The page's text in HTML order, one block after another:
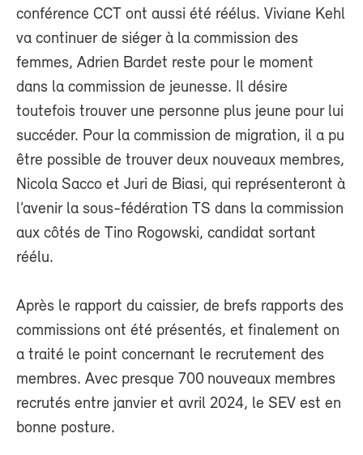
conférence CCT ont aussi été réélus. Viviane Kehl
va continuer de siéger à la commission des
femmes, Adrien Bardet reste pour le moment
dans la commission de jeunesse. Il désire
toutefois trouver une personne plus jeune pour lui
succéder. Pour la commission de migration, il a pu
être possible de trouver deux nouveaux membres,
Nicola Sacco et Juri de Biasi, qui représenteront à
l’avenir la sous-fédération TS dans la commission
aux côtés de Tino Rogowski, candidat sortant
réélu.
Après le rapport du caissier, de brefs rapports des
commissions ont été présentés, et finalement on
a traité le point concernant le recrutement des
membres. Avec presque 700 nouveaux membres
recrutés entre janvier et avril 2024, le SEV est en
bonne posture.